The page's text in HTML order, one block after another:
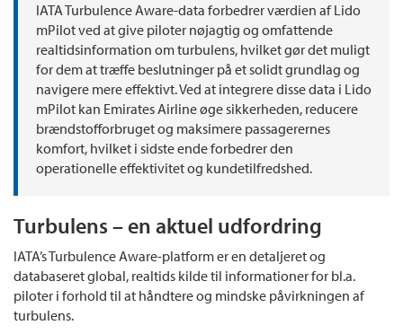
IATA Turbulence Aware-data forbedrer værdien af Lido
mPilot ved at give piloter nøjagtig og omfattende
realtidsinformation om turbulens, hvilket gør det muligt
for dem at træffe beslutninger på et solidt grundlag og
navigere mere effektivt. Ved at integrere disse data i Lido
mPilot kan Emirates Airline øge sikkerheden, reducere
brændstofforbruget og maksimere passagerernes
komfort, hvilket i sidste ende forbedrer den
operationelle effektivitet og kundetilfredshed.
Turbulens – en aktuel udfordring
IATA’s Turbulence Aware-platform er en detaljeret og
databaseret global, realtids kilde til informationer for bl.a.
piloter i forhold til at håndtere og mindske påvirkningen af
turbulens.